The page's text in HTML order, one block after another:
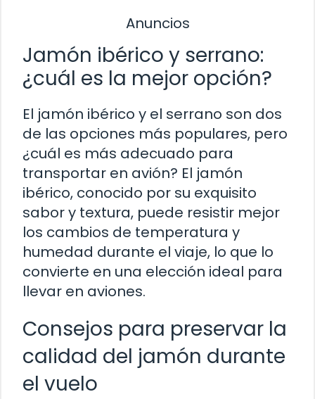
Anuncios
Jamón ibérico y serrano:
¿cuál es la mejor opción?
El jamón ibérico y el serrano son dos
de las opciones más populares, pero
¿cuál es más adecuado para
transportar en avión? El jamón
ibérico, conocido por su exquisito
sabor y textura, puede resistir mejor
los cambios de temperatura y
humedad durante el viaje, lo que lo
convierte en una elección ideal para
llevar en aviones.
Consejos para preservar la
calidad del jamón durante
el vuelo